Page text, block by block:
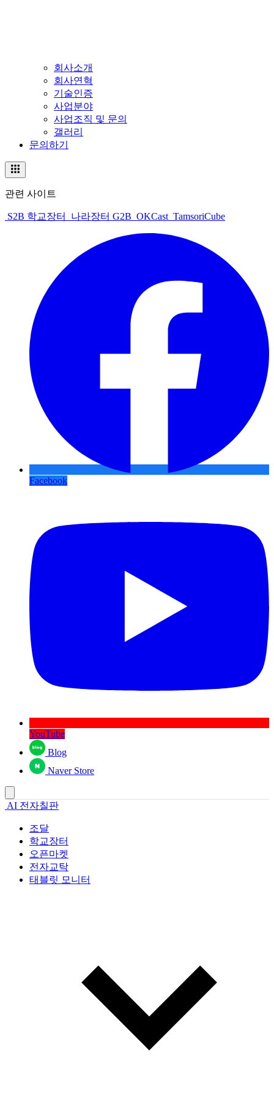
회사소개
회사연혁
기술인증
사업분야
사업조직 및 문의
갤러리
문의하기
관련 사이트
S2B 학교장터 나라장터 G2B OKCast TamsoriCube
Facebook
YouTube
Blog
Naver Store
AI 전자칠판
조달
학교장터
오픈마켓
전자교탁
태블릿 모니터